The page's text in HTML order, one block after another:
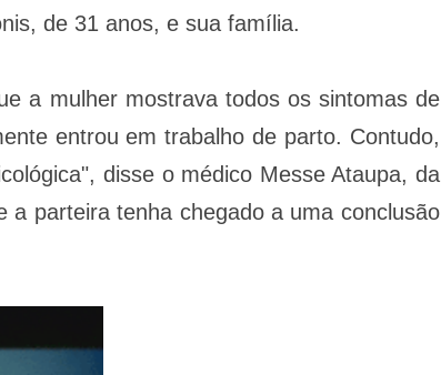
de 31 anos, e sua família.
a mulher mostrava todos os sintomas de
entrou em trabalho de parto. Contudo,
disse o médico Messe Ataupa, da
a parteira tenha chegado a uma conclusão